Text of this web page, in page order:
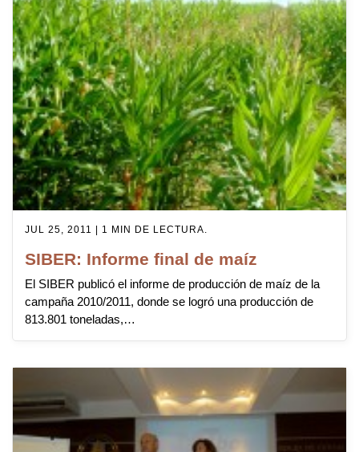
JUL 25, 2011 | 1 MIN DE LECTURA.
SIBER: Informe final de maíz
El SIBER publicó el informe de producción de maíz de la
campaña 2010/2011, donde se logró una producción de
813.801 toneladas,…